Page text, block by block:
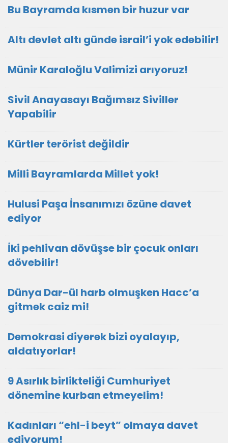
Bu Bayramda kısmen bir huzur var
Altı devlet altı günde israil’i yok edebilir!
Münir Karaloğlu Valimizi arıyoruz!
Sivil Anayasayı Bağımsız Siviller
Yapabilir
Kürtler terörist değildir
Milli Bayramlarda Millet yok!
Hulusi Paşa İnsanımızı özüne davet
ediyor
İki pehlivan dövüşse bir çocuk onları
dövebilir!
Dünya Dar-ül harb olmuşken Hacc’a
gitmek caiz mi!
Demokrasi diyerek bizi oyalayıp,
aldatıyorlar!
9 Asırlık birlikteliği Cumhuriyet
dönemine kurban etmeyelim!
Kadınları “ehl-i beyt” olmaya davet
ediyorum!